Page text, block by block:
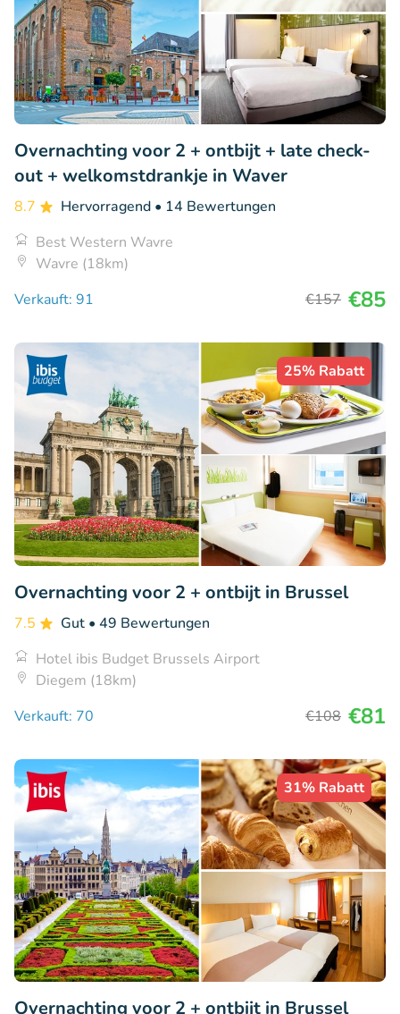
Overnachting voor 2 + ontbijt + late check-
out + welkomstdrankje in Waver
8.7 Hervorragend • 14 Bewertungen
Best Western Wavre
Wavre (18km)
Verkauft: 91
€157 €85
25% Rabatt
Overnachting voor 2 + ontbijt in Brussel
7.5 Gut • 49 Bewertungen
Hotel ibis Budget Brussels Airport
Diegem (18km)
Verkauft: 70
€108 €81
31% Rabatt
Overnachting voor 2 + ontbijt in Brussel